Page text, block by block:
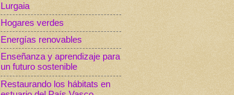
Lurgaia
Hogares verdes
Energías renovables
Enseñanza y aprendizaje para
un futuro sostenible
Restaurando los hábitats en